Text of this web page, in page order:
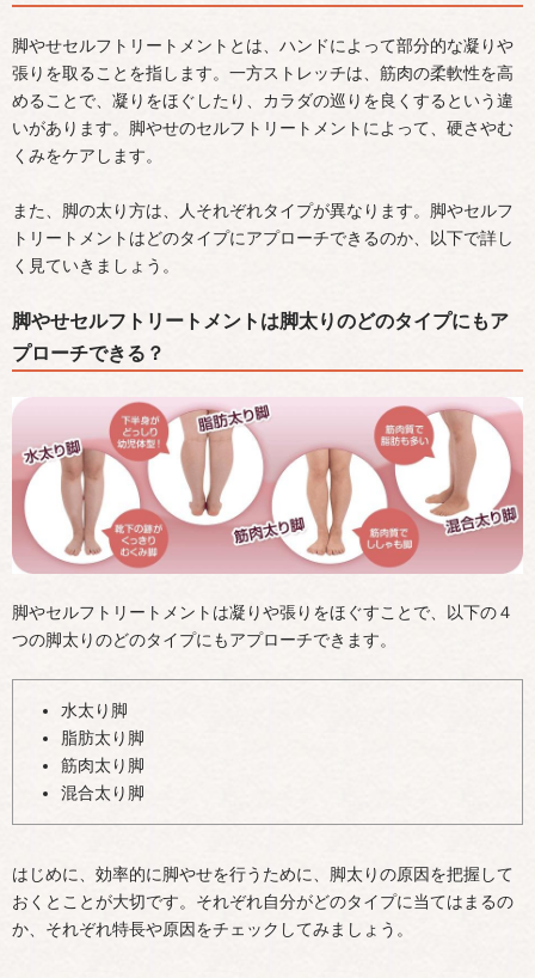
脚やせセルフトリートメントとは、ハンドによって部分的な凝りや
張りを取ることを指します。一方ストレッチは、筋肉の柔軟性を高
めることで、凝りをほぐしたり、カラダの巡りを良くするという違
いがあります。脚やせのセルフトリートメントによって、硬さやむ
くみをケアします。
また、脚の太り方は、人それぞれタイプが異なります。脚やセルフ
トリートメントはどのタイプにアプローチできるのか、以下で詳し
く見ていきましょう。
脚やせセルフトリートメントは脚太りのどのタイプにもア
プローチできる？
脚やセルフトリートメントは凝りや張りをほぐすことで、以下の４
つの脚太りのどのタイプにもアプローチできます。
水太り脚
脂肪太り脚
筋肉太り脚
混合太り脚
はじめに、効率的に脚やせを行うために、脚太りの原因を把握して
おくとことが大切です。それぞれ自分がどのタイプに当てはまるの
か、それぞれ特長や原因をチェックしてみましょう。